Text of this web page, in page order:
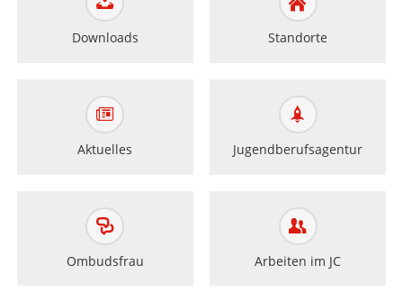
Downloads Standorte
Aktuelles Jugendberufsagentur
Ombudsfrau Arbeiten im JC